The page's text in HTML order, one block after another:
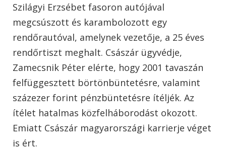
Szilágyi Erzsébet fasoron autójával
megcsúszott és karambolozott egy
rendőrautóval, amelynek vezetője, a 25 éves
rendőrtiszt meghalt. Császár ügyvédje,
Zamecsnik Péter elérte, hogy 2001 tavaszán
felfüggesztett börtönbüntetésre, valamint
százezer forint pénzbüntetésre ítéljék. Az
ítélet hatalmas közfelháborodást okozott.
Emiatt Császár magyarországi karrierje véget
is ért.